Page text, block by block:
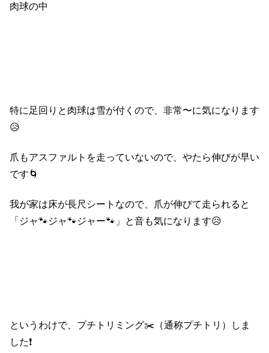
肉球の中
特に足回りと肉球は雪が付くので、非常〜に気になります
😥
爪もアスファルトを走っていないので、やたら伸びが早い
です🌀
我が家は床が長尺シートなので、爪が伸びて走られると
「ジャ🐾ジャ🐾ジャー🐾」と音も気になります😥
というわけで、プチトリミング✂️（通称プチトリ）しま
した❗️